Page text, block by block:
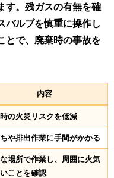
す。残ガスの有無を確
バルブを慎重に操作し
とで、廃棄時の事故を
内容
の火災リスクを低減
や排出作業に手間がかかる
場所で作業し、周囲に火気
ことを確認